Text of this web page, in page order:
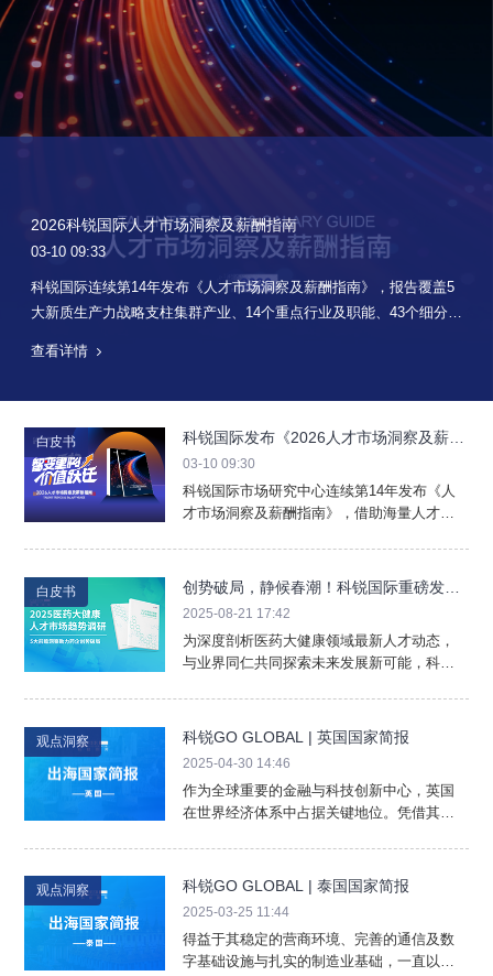
2026科锐国际人才市场洞察及薪酬指南
03-10 09:33
科锐国际连续第14年发布《人才市场洞察及薪酬指南》，报告覆盖5
大新质生产力战略支柱集群产业、14个重点行业及职能、43个细分板
业及职能资深顾问深度点评。
查看详情
白皮书
科锐国际发布《2026人才市场洞察及薪酬
指南》
03-10 09:30
科锐国际市场研究中心连续第14年发布《人
才市场洞察及薪酬指南》，借助海量人才数
们又该如何重新定义自身价值？
白皮书
创势破局，静候春潮！科锐国际重磅发布
《2025医药大健康人才市场趋势调研》
2025-08-21 17:42
为深度剖析医药大健康领域最新人才动态，
与业界同仁共同探索未来发展新可能，科锐
观点洞察 科锐GO GLOBAL | 英国国家简报
2025-04-30 14:46
作为全球重要的金融与科技创新中心，英国
在世界经济体系中占据关键地位。凭借其完
球外商投资首选国之列。越来越多的中资企
业将英国视为布局欧洲市场的研发高地之
一。
观点洞察 科锐GO GLOBAL | 泰国国家简报
2025-03-25 11:44
得益于其稳定的营商环境、完善的通信及数
字基础设施与扎实的制造业基础，一直以